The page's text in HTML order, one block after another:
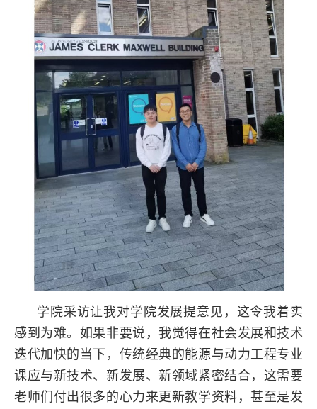
学院采访让我对学院发展提意见，这令我着实
感到为难。如果非要说，我觉得在社会发展和技术
迭代加快的当下，传统经典的能源与动力工程专业
课应与新技术、新发展、新领域紧密结合，这需要
老师们付出很多的心力来更新教学资料，甚至是发